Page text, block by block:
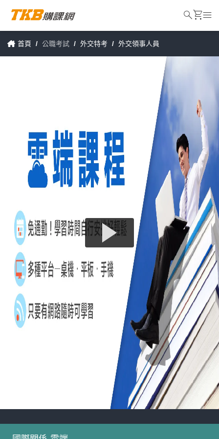
首頁 / 公職考試 / 外交特考 / 外交領事人員
searchshopping_cartmenu